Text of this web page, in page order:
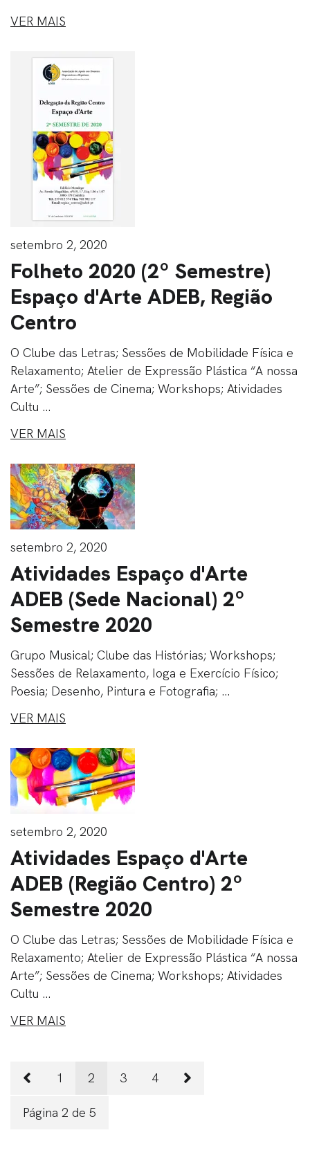
VER MAIS
setembro 2, 2020
Folheto 2020 (2º Semestre)
Espaço d'Arte ADEB, Região
Centro
O Clube das Letras; Sessões de Mobilidade Física e
Relaxamento; Atelier de Expressão Plástica “A nossa
Arte”; Sessões de Cinema; Workshops; Atividades
Cultu ...
VER MAIS
setembro 2, 2020
Atividades Espaço d'Arte
ADEB (Sede Nacional) 2º
Semestre 2020
Grupo Musical; Clube das Histórias; Workshops;
Sessões de Relaxamento, Ioga e Exercício Físico;
Poesia; Desenho, Pintura e Fotografia; ...
VER MAIS
setembro 2, 2020
Atividades Espaço d'Arte
ADEB (Região Centro) 2º
Semestre 2020
O Clube das Letras; Sessões de Mobilidade Física e
Relaxamento; Atelier de Expressão Plástica “A nossa
Arte”; Sessões de Cinema; Workshops; Atividades
Cultu ...
VER MAIS
1 2 3 4
Página 2 de 5